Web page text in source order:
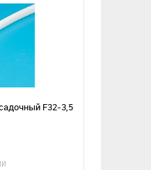
F32-3,5